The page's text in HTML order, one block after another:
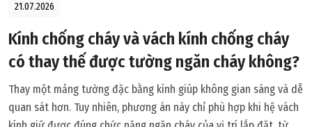
21.07.2026
Kính chống cháy và vách kính chống cháy
có thay thế được tường ngăn cháy không?
Thay một mảng tường đặc bằng kính giúp không gian sáng và dễ
quan sát hơn. Tuy nhiên, phương án này chỉ phù hợp khi hệ vách